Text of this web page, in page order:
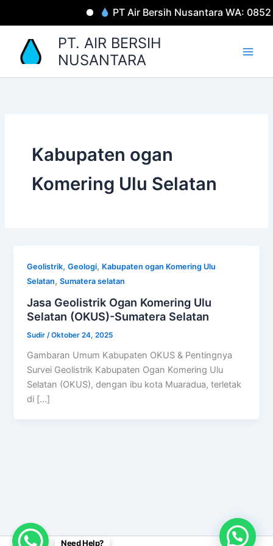
PT Air Bersih Nusantara WA:
PT. AIR BERSIH
NUSANTARA
Kabupaten ogan
Komering Ulu Selatan
Geolistrik,Geologi, Kabupaten ogan Komering Ulu
Selatan,Sumatera selatan
Jasa Geolistrik Ogan Komering Ulu
Selatan (OKUS)-Sumatera Selatan
Sudir /Oktober 24, 2025
Gambaran Umum Kabupaten OKUS & Pentingnya
Survei Geolistrik Kabupaten Ogan Komering Ulu
Selatan (OKUS), dengan ibu kota Muaradua, terletak
di […]
Need Help?